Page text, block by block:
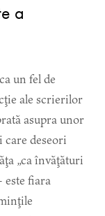
a
un fel de
ale scrierilor
asupra unor
care deseori
„ca învăţături
este fiara